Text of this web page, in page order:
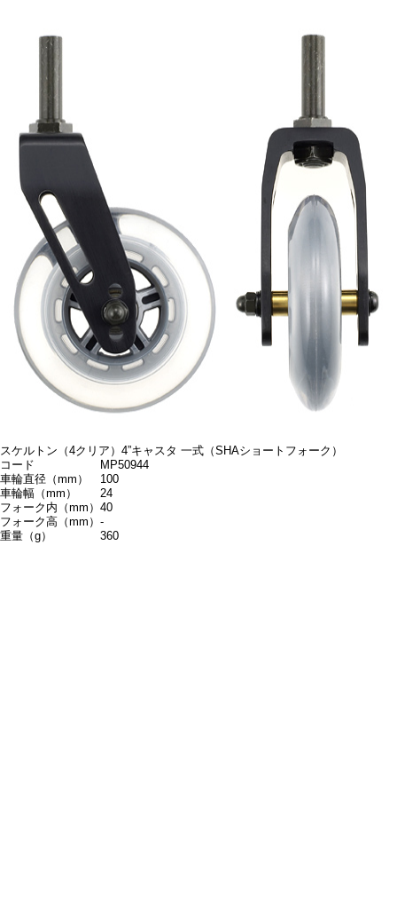
スケルトン（4クリア）4”キャスタ 一式（SHAショートフォーク）
コード
MP50944
車輪直径（mm）
100
車輪幅（mm）
24
フォーク内（mm） 40
フォーク高（mm） -
重量（g）
360